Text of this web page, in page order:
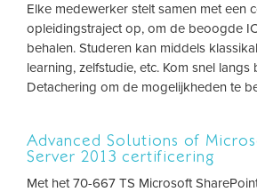
Elke medewerker stelt samen met een
opleidingstraject op, om de beoogde
behalen. Studeren kan middels
learning, zelfstudie, etc. Kom snel langs
Detachering om de mogelijkheden te
Advanced Solutions of
Server 2013 certificering
Met het 70-667 TS Microsoft